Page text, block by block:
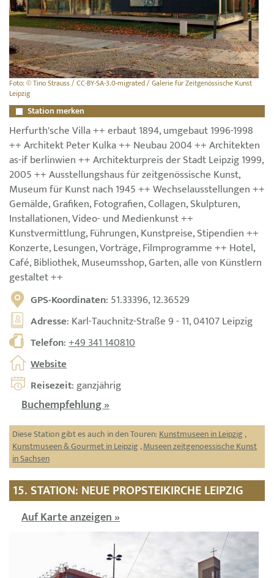
Foto: © Tino Strauss / CC-BY-SA-3.0-migrated / Galerie für Zeitgenössische Kunst
Leipzig
Station merken
Herfurth'sche Villa ++ erbaut 1894, umgebaut 1996-1998
++ Architekt Peter Kulka ++ Neubau 2004 ++ Architekten
as-if berlinwien ++ Architekturpreis der Stadt Leipzig 1999,
2005 ++ Ausstellungshaus für zeitgenössische Kunst,
Museum für Kunst nach 1945 ++ Wechselausstellungen ++
Gemälde, Grafiken, Fotografien, Collagen, Skulpturen,
Installationen, Video- und Medienkunst ++
Kunstvermittlung, Führungen, Kunstpreise, Stipendien ++
Konzerte, Lesungen, Vorträge, Filmprogramme ++ Hotel,
Café, Bibliothek, Museumsshop, Garten, alle von Künstlern
gestaltet ++
GPS-Koordinaten: 51.33396, 12.36529
Adresse: Karl-Tauchnitz-Straße 9 - 11, 04107 Leipzig
Telefon:+49 341 140810
Website
Reisezeit: ganzjährig
Buchempfehlung »
Diese Station gibt es auch in den Touren:Kunstmuseen in Leipzig ,
Kunstmuseen & Gourmet in Leipzig ,Museen zeitgenoessische Kunst
in Sachsen
15. STATION: NEUE PROPSTEIKIRCHE LEIPZIG
Auf Karte anzeigen »